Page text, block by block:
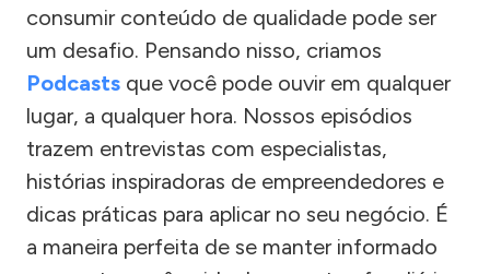
consumir conteúdo de qualidade pode ser
um desafio. Pensando nisso, criamos
Podcasts que você pode ouvir em qualquer
lugar, a qualquer hora. Nossos episódios
trazem entrevistas com especialistas,
histórias inspiradoras de empreendedores e
dicas práticas para aplicar no seu negócio. É
a maneira perfeita de se manter informado